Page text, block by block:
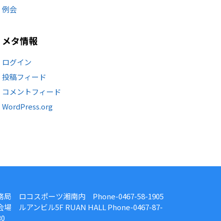
例会
メタ情報
ログイン
投稿フィード
コメントフィード
WordPress.org
局 ロコスポーツ湘南内 Phone-0467-58-1905
場 ルアンビル5F RUAN HALL Phone-0467-87-